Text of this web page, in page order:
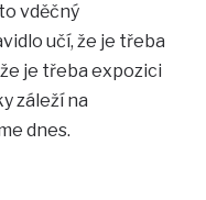
vděčný
učí, že je třeba
je třeba expozici
záleží na
dnes.